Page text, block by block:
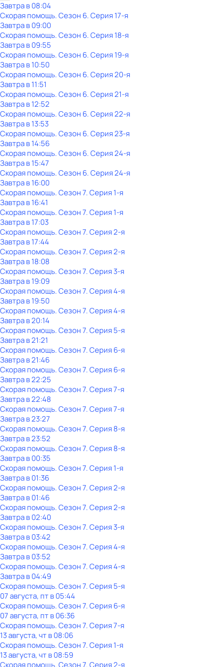
Завтра в 08:04
Скорая помощь. Сезон 6. Серия 17-я
Завтра в 09:00
Скорая помощь. Сезон 6. Серия 18-я
Завтра в 09:55
Скорая помощь. Сезон 6. Серия 19-я
Завтра в 10:50
Скорая помощь. Сезон 6. Серия 20-я
Завтра в 11:51
Скорая помощь. Сезон 6. Серия 21-я
Завтра в 12:52
Скорая помощь. Сезон 6. Серия 22-я
Завтра в 13:53
Скорая помощь. Сезон 6. Серия 23-я
Завтра в 14:56
Скорая помощь. Сезон 6. Серия 24-я
Завтра в 15:47
Скорая помощь. Сезон 6. Серия 24-я
Завтра в 16:00
Скорая помощь. Сезон 7. Серия 1-я
Завтра в 16:41
Скорая помощь. Сезон 7. Серия 1-я
Завтра в 17:03
Скорая помощь. Сезон 7. Серия 2-я
Завтра в 17:44
Скорая помощь. Сезон 7. Серия 2-я
Завтра в 18:08
Скорая помощь. Сезон 7. Серия 3-я
Завтра в 19:09
Скорая помощь. Сезон 7. Серия 4-я
Завтра в 19:50
Скорая помощь. Сезон 7. Серия 4-я
Завтра в 20:14
Скорая помощь. Сезон 7. Серия 5-я
Завтра в 21:21
Скорая помощь. Сезон 7. Серия 6-я
Завтра в 21:46
Скорая помощь. Сезон 7. Серия 6-я
Завтра в 22:25
Скорая помощь. Сезон 7. Серия 7-я
Завтра в 22:48
Скорая помощь. Сезон 7. Серия 7-я
Завтра в 23:27
Скорая помощь. Сезон 7. Серия 8-я
Завтра в 23:52
Скорая помощь. Сезон 7. Серия 8-я
Завтра в 00:35
Скорая помощь. Сезон 7. Серия 1-я
Завтра в 01:36
Скорая помощь. Сезон 7. Серия 2-я
Завтра в 01:46
Скорая помощь. Сезон 7. Серия 2-я
Завтра в 02:40
Скорая помощь. Сезон 7. Серия 3-я
Завтра в 03:42
Скорая помощь. Сезон 7. Серия 4-я
Завтра в 03:52
Скорая помощь. Сезон 7. Серия 4-я
Завтра в 04:49
Скорая помощь. Сезон 7. Серия 5-я
07 августа, пт в 05:44
Скорая помощь. Сезон 7. Серия 6-я
07 августа, пт в 06:36
Скорая помощь. Сезон 7. Серия 7-я
13 августа, чт в 08:06
Скорая помощь. Сезон 7. Серия 1-я
13 августа, чт в 08:59
Скорая помощь. Сезон 7. Серия 2-я